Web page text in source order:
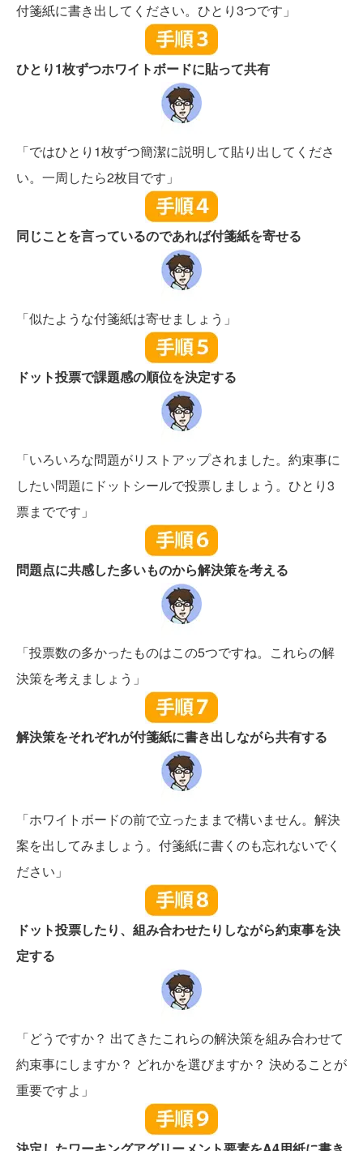
付箋紙に書き出してください。ひとり3つです」
ひとり1枚ずつホワイトボードに貼って共有
「ではひとり1枚ずつ簡潔に説明して貼り出してくださ
い。一周したら2枚目です」
同じことを言っているのであれば付箋紙を寄せる
「似たような付箋紙は寄せましょう」
ドット投票で課題感の順位を決定する
「いろいろな問題がリストアップされました。約束事に
したい問題にドットシールで投票しましょう。ひとり3
票までです」
問題点に共感した多いものから解決策を考える
「投票数の多かったものはこの5つですね。これらの解
決策を考えましょう」
解決策をそれぞれが付箋紙に書き出しながら共有する
「ホワイトボードの前で立ったままで構いません。解決
案を出してみましょう。付箋紙に書くのも忘れないでく
ださい」
ドット投票したり、組み合わせたりしながら約束事を決
定する
「どうですか？ 出てきたこれらの解決策を組み合わせて
約束事にしますか？ どれかを選びますか？ 決めることが
重要ですよ」